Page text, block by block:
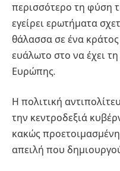
περισσότερο τη φύση
εγείρει ερωτήματα
θάλασσα σε ένα κράτος
ευάλωτο στο να έχει
Ευρώπης.
Η πολιτική
την κεντροδεξιά
κακώς
απειλή που